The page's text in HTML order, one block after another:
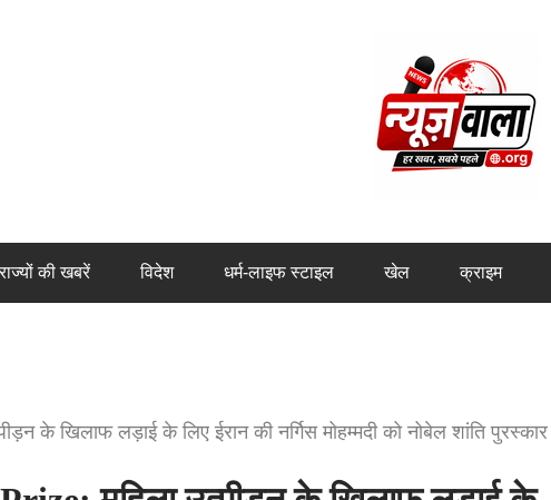
राज्यों की खबरें विदेश धर्म-लाइफ स्टाइल खेल क्राइम
के खिलाफ लड़ाई के लिए ईरान की नर्गिस मोहम्मदी को नोबेल शांति पुरस्कार